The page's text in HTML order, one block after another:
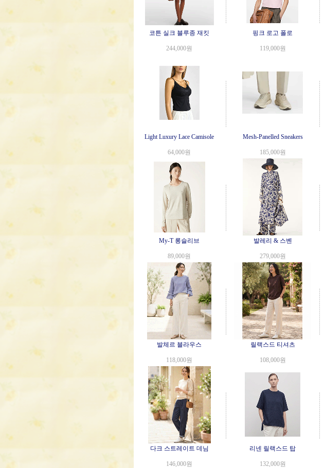
코튼 실크 블루종 재킷
244,000원
핑크 로고 폴로
119,000원
Light Luxury Lace Camisole
64,000원
Mesh-Panelled Sneakers
185,000원
My-T 롱슬리브
89,000원
발레리 & 스벤
279,000원
발체르 블라우스
118,000원
릴랙스드 티셔츠
108,000원
다크 스트레이트 데님
146,000원
리넨 릴랙스드 탑
132,000원